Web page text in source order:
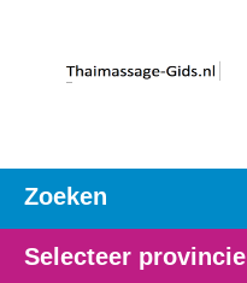
Zoeken
Selecteer provincie